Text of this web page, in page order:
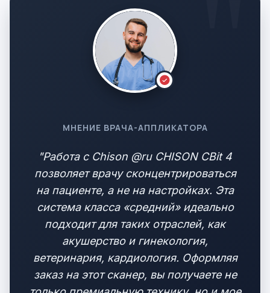
МНЕНИЕ ВРАЧА-АППЛИКАТОРА
"Работа с Chison @ru CHISON CBit 4
позволяет врачу сконцентрироваться
на пациенте, а не на настройках. Эта
система класса «средний» идеально
подходит для таких отраслей, как
акушерство и гинекология,
ветеринария, кардиология. Оформляя
заказ на этот сканер, вы получаете не